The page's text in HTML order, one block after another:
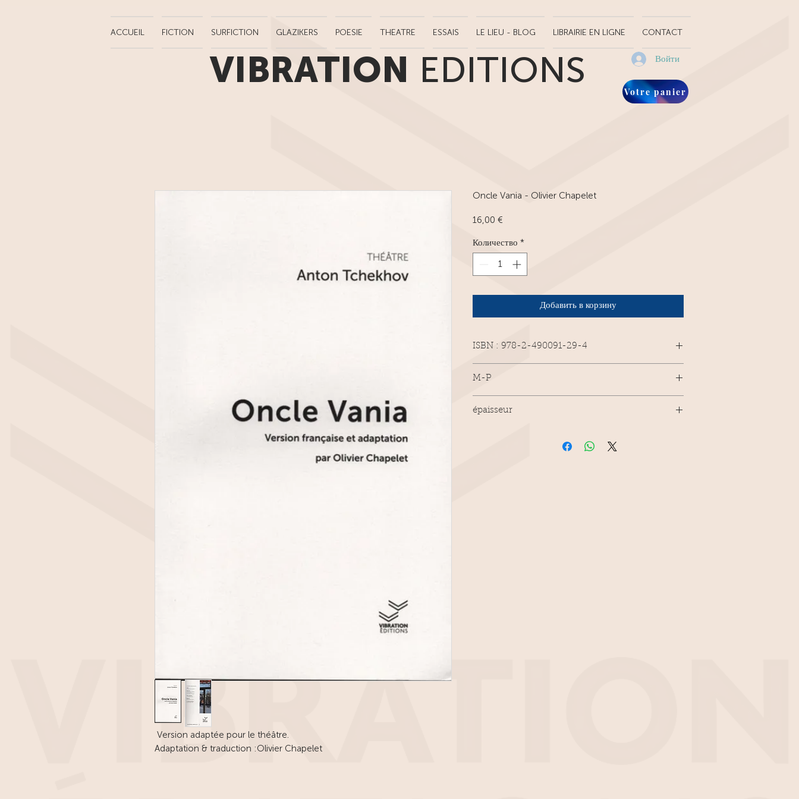
ACCUEIL FICTION SURFICTION GLAZIKERS POESIE THEATRE ESSAIS LE LIEU - BLOG LIBRAIRIE EN LIGNE CONTACT
VIBRATION EDITIONS Войти
Votre panier
Version adaptée pour le théâtre.
Adaptation & traduction :Olivier Chapelet
Oncle Vania - Olivier Chapelet
16,00 €
Количество *
Добавить в корзину
ISBN : 978-2-490091-29-4
112 pages.
M-P
photo TAPS et JM Collet..
épaisseur